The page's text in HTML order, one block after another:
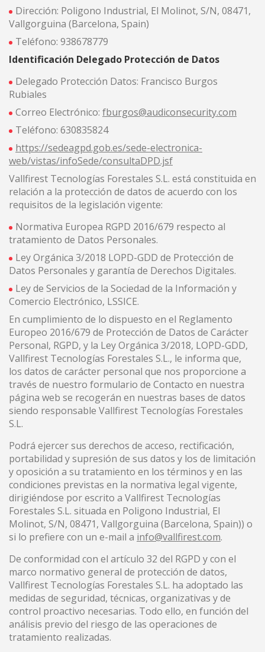
Dirección: Poligono Industrial, El Molinot, S/N, 08471,
Vallgorguina (Barcelona, Spain)
Teléfono: 938678779
Identificación Delegado Protección de Datos
Delegado Protección Datos: Francisco Burgos
Rubiales
Correo Electrónico: fburgos@audiconsecurity.com
Teléfono: 630835824
https://sedeagpd.gob.es/sede-electronica-
web/vistas/infoSede/consultaDPD.jsf
Vallfirest Tecnologías Forestales S.L. está constituida en
relación a la protección de datos de acuerdo con los
requisitos de la legislación vigente:
Normativa Europea RGPD 2016/679 respecto al
tratamiento de Datos Personales.
Ley Orgánica 3/2018 LOPD-GDD de Protección de
Datos Personales y garantía de Derechos Digitales.
Ley de Servicios de la Sociedad de la Información y
Comercio Electrónico, LSSICE.
En cumplimiento de lo dispuesto en el Reglamento
Europeo 2016/679 de Protección de Datos de Carácter
Personal, RGPD, y la Ley Orgánica 3/2018, LOPD-GDD,
Vallfirest Tecnologías Forestales S.L., le informa que,
los datos de carácter personal que nos proporcione a
través de nuestro formulario de Contacto en nuestra
página web se recogerán en nuestras bases de datos
siendo responsable Vallfirest Tecnologías Forestales
S.L.
Podrá ejercer sus derechos de acceso, rectificación,
portabilidad y supresión de sus datos y los de limitación
y oposición a su tratamiento en los términos y en las
condiciones previstas en la normativa legal vigente,
dirigiéndose por escrito a Vallfirest Tecnologías
Forestales S.L. situada en Poligono Industrial, El
Molinot, S/N, 08471, Vallgorguina (Barcelona, Spain)) ​​o
si lo prefiere con un e-mail a info@vallfirest.com.
De conformidad con el artículo 32 del RGPD y con el
marco normativo general de protección de datos,
Vallfirest Tecnologías Forestales S.L. ha adoptado las
medidas de seguridad, técnicas, organizativas y de
control proactivo necesarias. Todo ello, en función del
análisis previo del riesgo de las operaciones de
tratamiento realizadas.
Enviar